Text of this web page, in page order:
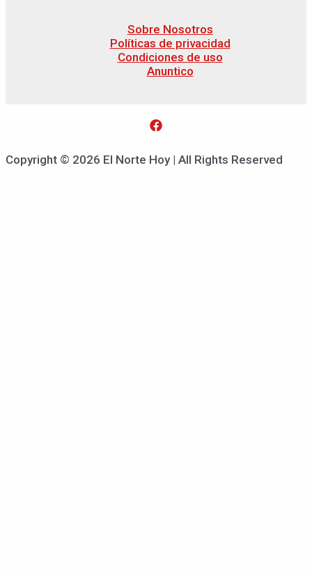
Sobre Nosotros
Políticas de privacidad
Condiciones de uso
Anuntico
Copyright © 2026 El Norte Hoy | All Rights Reserved